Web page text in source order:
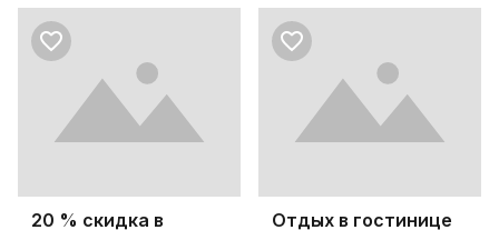
20 % скидка в
Отдых в гостинице